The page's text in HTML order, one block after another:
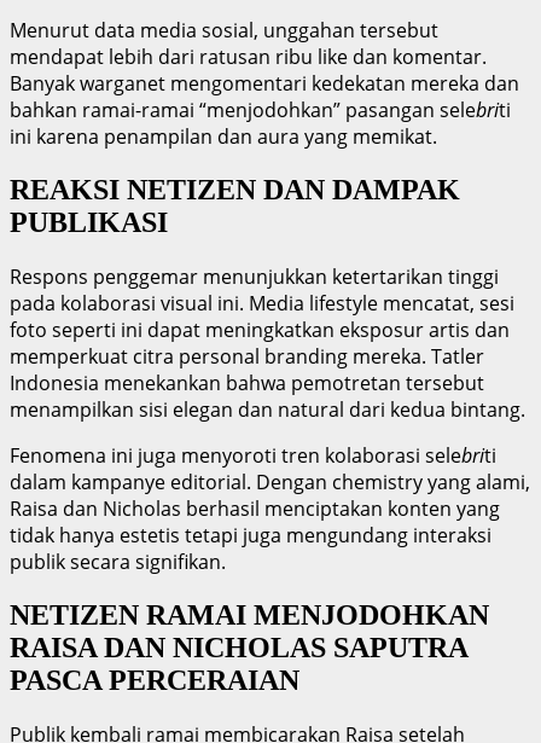
Menurut data media sosial, unggahan tersebut
mendapat lebih dari ratusan ribu like dan komentar.
Banyak warganet mengomentari kedekatan mereka dan
bahkan ramai-ramai “menjodohkan” pasangan selebriti
ini karena penampilan dan aura yang memikat.
REAKSI NETIZEN DAN DAMPAK
PUBLIKASI
Respons penggemar menunjukkan ketertarikan tinggi
pada kolaborasi visual ini. Media lifestyle mencatat, sesi
foto seperti ini dapat meningkatkan eksposur artis dan
memperkuat citra personal branding mereka. Tatler
Indonesia menekankan bahwa pemotretan tersebut
menampilkan sisi elegan dan natural dari kedua bintang.
Fenomena ini juga menyoroti tren kolaborasi selebriti
dalam kampanye editorial. Dengan chemistry yang alami,
Raisa dan Nicholas berhasil menciptakan konten yang
tidak hanya estetis tetapi juga mengundang interaksi
publik secara signifikan.
NETIZEN RAMAI MENJODOHKAN
RAISA DAN NICHOLAS SAPUTRA
PASCA PERCERAIAN
Publik kembali ramai membicarakan Raisa setelah